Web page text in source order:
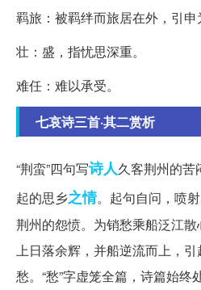
羁旅：被羁绊而旅居在外，引申
壮：盛，指忧思深重。
难任：难以承受。
七哀诗三首·其二赏析
“荆蛮”四句写诗人久客荆州的苦
起的思乡之情。起句自问，喷
荆州的怨愤。为销愁乘船泛江
上日落余辉，并船逆流而上，
愁。“愁”字虚笼全篇，诗篇始终